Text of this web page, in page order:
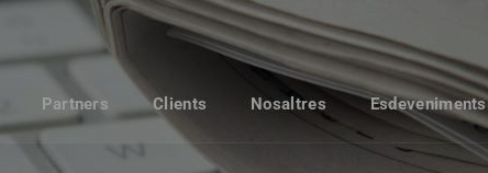
Partners Clients Nosaltres Esdeveniments